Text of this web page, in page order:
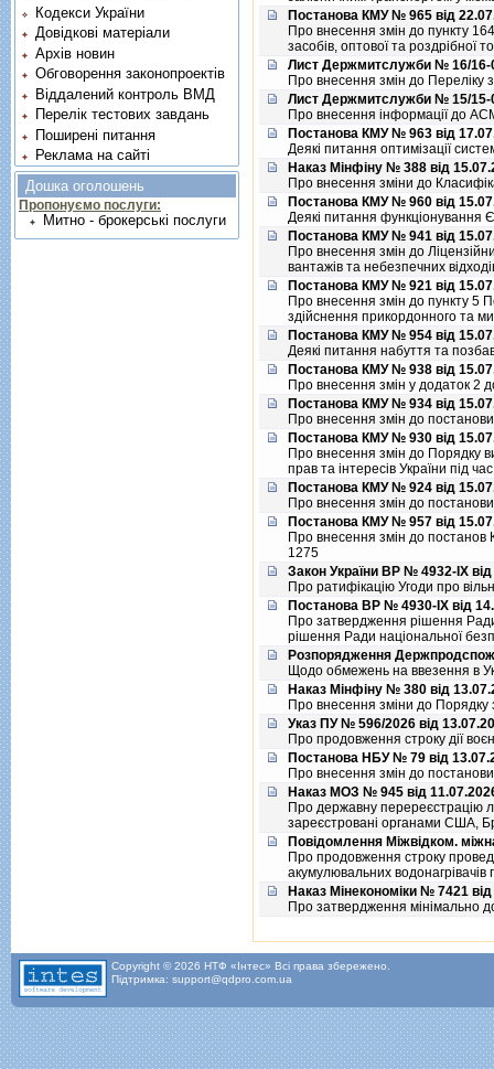
Постанова КМУ № 965 від
Про внесення змiн до пункту
засобiв, оптової та роздрiбної
Лист Держмитслужби № 16/16-
Про внесення змiн до Перелiку
Лист Держмитслужби № 15/15-
Про внесення iнформацiї до
Постанова КМУ № 963 від
Деякi питання оптимiзацiї
Наказ Мінфіну № 388 від
Про внесення змiни до
Постанова КМУ № 960 від
Деякi питання функцiонування
Постанова КМУ № 941 від
Про внесення змiн до
вантажiв та небезпечних
Постанова КМУ № 921 від
Про внесення змiн до пункту 5
здiйснення прикордонного та
Постанова КМУ № 954 від
Деякi питання набуття та
Постанова КМУ № 938 від
Про внесення змiн у додаток 2
Постанова КМУ № 934 від
Про внесення змiн до
Постанова КМУ № 930 від
Про внесення змiн до Порядку
прав та iнтересiв України пiд
Постанова КМУ № 924 від
Про внесення змiн до
Постанова КМУ № 957 від
Про внесення змiн до постанов
1275
Закон України ВР № 4932-IX
Про ратифiкацiю Угоди про
Постанова ВР № 4930-IX від
Про затвердження рiшення
рiшення Ради нацiональної
Розпорядження
Щодо обмежень на ввезення в
Наказ Мінфіну № 380 від
Про внесення змiни до
Указ ПУ № 596/2026 від
Про продовження строку дiї
Постанова НБУ № 79 від
Про внесення змiн до
Наказ МОЗ № 945 від
Про державну перереєстрацiю
зареєстрованi органами США,
Повідомлення Міжвідком.
Про продовження строку
акумулювальних водонагрiвачiв
Наказ Мінекономіки № 7421
Про затвердження мiнiмально
Кодекси України
Довідкові матеріали
Архів новин
Обговорення законопроектів
Віддалений контроль ВМД
Перелік тестових завдань
Поширені питання
Реклама на сайті
Дошка оголошень
Пропонуємо послуги:
Митно - брокерські послуги
Copyright © 2026 НТФ «Інтес» Всі права збережено.
Підтримка: support@qdpro.com.ua